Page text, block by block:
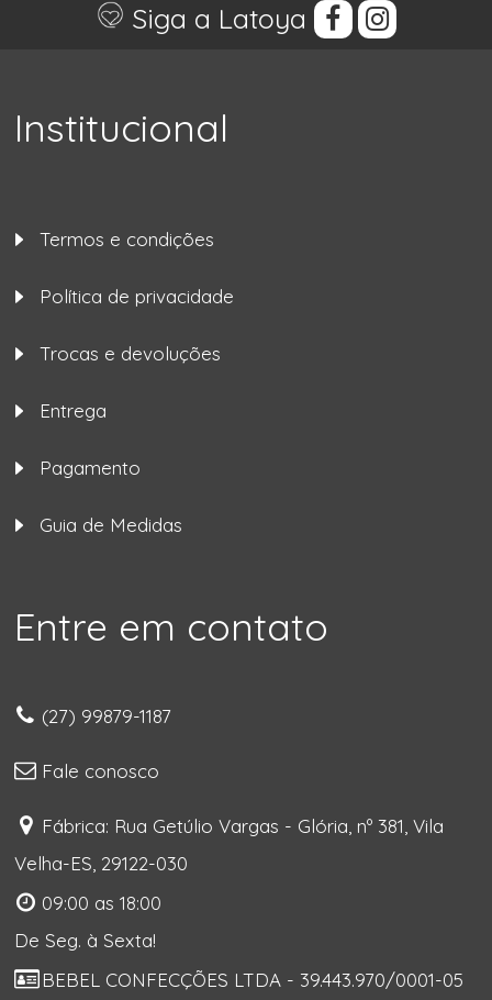
Siga a Latoya
Institucional
Termos e condições
Política de privacidade
Trocas e devoluções
Entrega
Pagamento
Guia de Medidas
Entre em contato
(27) 99879-1187
Fale conosco
Fábrica: Rua Getúlio Vargas - Glória, nº 381, Vila
Velha-ES, 29122-030
09:00 as 18:00
De Seg. à Sexta!
BEBEL CONFECÇÕES LTDA - 39.443.970/0001-05